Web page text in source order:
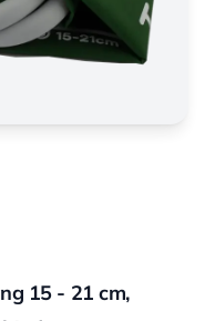
15 - 21 cm,